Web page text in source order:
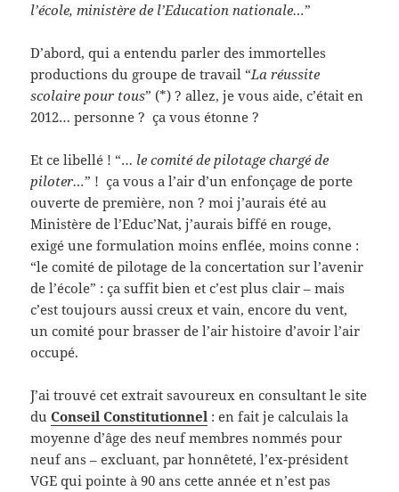
l’école, ministère de l’Education nationale…”
D’abord, qui a entendu parler des immortelles
productions du groupe de travail “La réussite
scolaire pour tous” (*) ? allez, je vous aide, c’était en
2012… personne ? ça vous étonne ?
Et ce libellé ! “… le comité de pilotage chargé de
piloter…” ! ça vous a l’air d’un enfonçage de porte
ouverte de première, non ? moi j’aurais été au
Ministère de l’Educ’Nat, j’aurais biffé en rouge,
exigé une formulation moins enflée, moins conne :
“le comité de pilotage de la concertation sur l’avenir
de l’école” : ça suffit bien et c’est plus clair – mais
c’est toujours aussi creux et vain, encore du vent,
un comité pour brasser de l’air histoire d’avoir l’air
occupé.
J’ai trouvé cet extrait savoureux en consultant le site
duConseil Constitutionnel : en fait je calculais la
moyenne d’âge des neuf membres nommés pour
neuf ans – excluant, par honnêteté, l’ex-président
VGE qui pointe à 90 ans cette année et n’est pas